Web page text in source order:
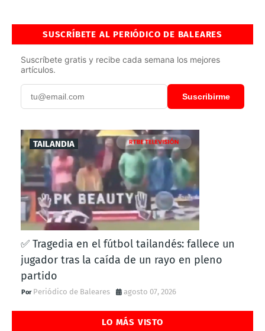
SUSCRÍBETE AL PERIÓDICO DE BALEARES
Suscríbete gratis y recibe cada semana los mejores
artículos.
Suscribirme
TAILANDIA
✅ Tragedia en el fútbol tailandés: fallece un
jugador tras la caída de un rayo en pleno
partido
Periódico de Baleares agosto 07, 2026
LO MÁS VISTO